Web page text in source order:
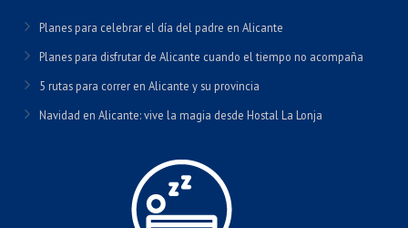
Planes para celebrar el día del padre en Alicante
Planes para disfrutar de Alicante cuando el tiempo no acompaña
5 rutas para correr en Alicante y su provincia
Navidad en Alicante: vive la magia desde Hostal La Lonja